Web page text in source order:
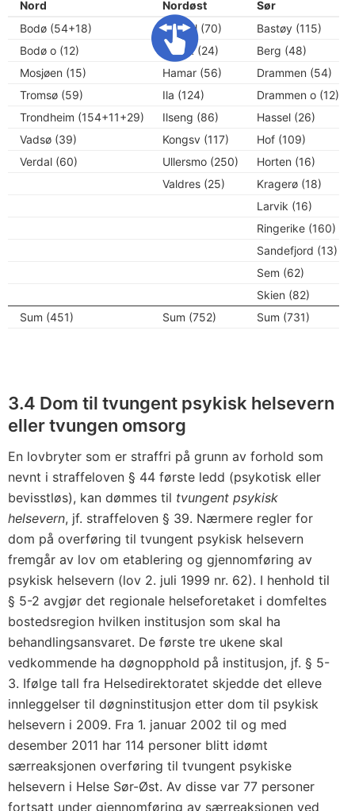
Nord Nordøst
Sør
Bodø (54+18)
Bruvoll (70)
Bastøy (115)
Bodø o (12)
Gjøvik (24)
Berg (48)
Mosjøen (15)
Hamar (56)
Drammen (54)
Tromsø (59)
Ila (124)
Drammen o (12)
Trondheim (154+11+29)
Ilseng (86)
Hassel (26)
Vadsø (39)
Kongsv (117)
Hof (109)
Verdal (60)
Ullersmo (250)
Horten (16)
Valdres (25)
Kragerø (18)
Larvik (16)
Ringerike (160)
Sandefjord (13)
Sem (62)
Skien (82)
Sum (451)
Sum (752) Sum (731)
3.4 Dom til tvungent psykisk helsevern
eller tvungen omsorg
En lovbryter som er straffri på grunn av forhold som
nevnt i straffeloven § 44 første ledd (psykotisk eller
bevisstløs), kan dømmes til tvungent psykisk
helsevern, jf. straffeloven § 39. Nærmere regler for
dom på overføring til tvungent psykisk helsevern
fremgår av lov om etablering og gjennomføring av
psykisk helsevern (lov 2. juli 1999 nr. 62). I henhold til
§ 5-2 avgjør det regionale helseforetaket i domfeltes
bostedsregion hvilken institusjon som skal ha
behandlingsansvaret. De første tre ukene skal
vedkommende ha døgnopphold på institusjon, jf. § 5-
3. Ifølge tall fra Helsedirektoratet skjedde det elleve
innleggelser til døgninstitusjon etter dom til psykisk
helsevern i 2009. Fra 1. januar 2002 til og med
desember 2011 har 114 personer blitt idømt
særreaksjonen overføring til tvungent psykiske
helsevern i Helse Sør-Øst. Av disse var 77 personer
fortsatt under gjennomføring av særreaksjonen ved